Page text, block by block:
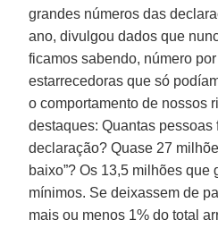
grandes números das
ano, divulgou dados que
ficamos sabendo, número
estarrecedoras que só
o comportamento de nossos
destaques: Quantas pessoas
declaração? Quase 27
baixo”? Os 13,5 milhões que
mínimos. Se deixassem de
mais ou menos 1% do total